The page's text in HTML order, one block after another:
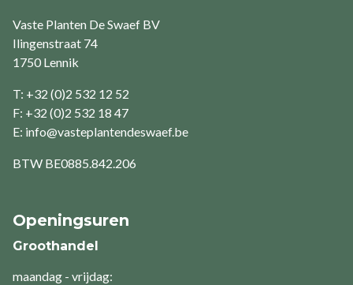
Vaste Planten De Swaef BV
Ilingenstraat 74
1750 Lennik
T: +32 (0)2 532 12 52
F: +32 (0)2 532 18 47
E: info@vasteplantendeswaef.be
BTW BE0885.842.206
Openingsuren
Groothandel
maandag - vrijdag: